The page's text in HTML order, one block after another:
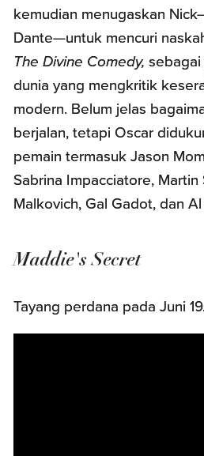
kemudian menugaskan
Dante—untuk mencuri
The Divine Comedy, sebagai
dunia yang mengkritik
modern. Belum jelas
berjalan, tetapi Oscar
pemain termasuk Jason
Sabrina Impacciatore, Martin
Malkovich, Gal Gadot, dan
Maddie's Secret
Tayang perdana pada Juni